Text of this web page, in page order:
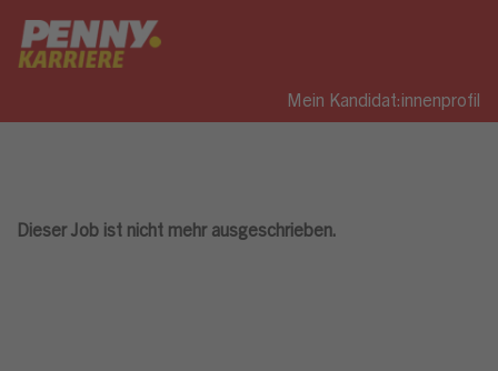
Mein Kandidat:innenprofil
Dieser Job ist nicht mehr ausgeschrieben.